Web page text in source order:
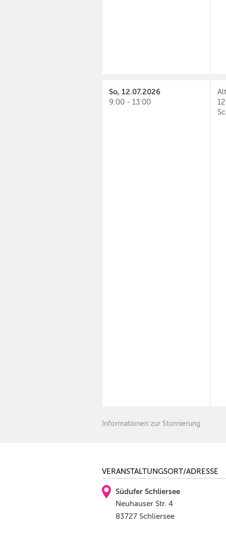
So, 12.07.2026
9:00 - 13:00
Informationen zur Stornierung
VERANSTALTUNGSORT/ADRESSE
Südufer Schliersee
Neuhauser Str. 4
83727 Schliersee